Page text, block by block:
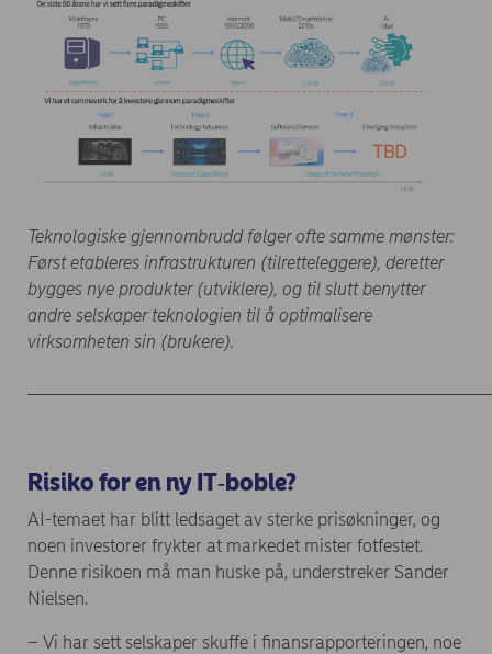
Teknologiske gjennombrudd følger ofte samme mønster:
Først etableres infrastrukturen (tilretteleggere), deretter
bygges nye produkter (utviklere), og til slutt benytter
andre selskaper teknologien til å optimalisere
virksomheten sin (brukere).
Risiko for en ny IT‑boble?
AI-temaet har blitt ledsaget av sterke prisøkninger, og
noen investorer frykter at markedet mister fotfestet.
Denne risikoen må man huske på, understreker Sander
Nielsen.
– Vi har sett selskaper skuffe i finansrapporteringen, noe